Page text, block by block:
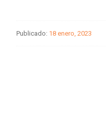
Publicado: 18 enero, 2023